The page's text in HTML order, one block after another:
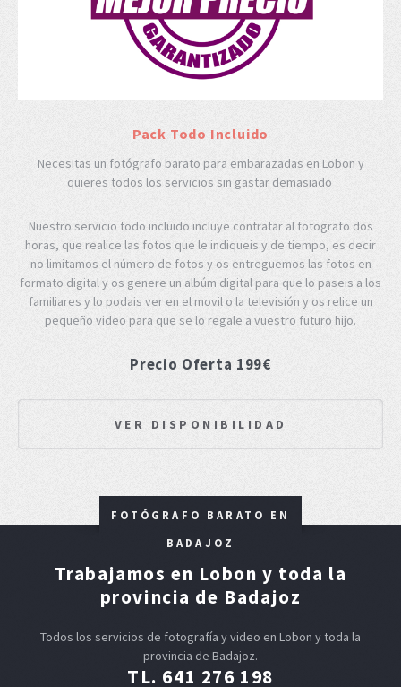
Pack Todo Incluido
Necesitas un fotógrafo barato para embarazadas en Lobon y
quieres todos los servicios sin gastar demasiado
Nuestro servicio todo incluido incluye contratar al fotografo dos
horas, que realice las fotos que le indiqueis y de tiempo, es decir
no limitamos el número de fotos y os entreguemos las fotos en
formato digital y os genere un albúm digital para que lo paseis a los
familiares y lo podais ver en el movil o la televisión y os relice un
pequeño video para que se lo regale a vuestro futuro hijo.
Precio Oferta 199€
VER DISPONIBILIDAD
FOTÓGRAFO BARATO EN
BADAJOZ
Trabajamos en Lobon y toda la
provincia de Badajoz
Todos los servicios de fotografía y video en Lobon y toda la
provincia de Badajoz.
TL. 641 276 198